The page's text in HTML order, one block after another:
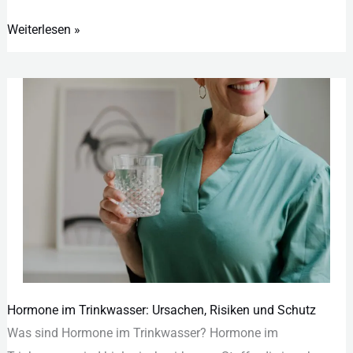
Weiterlesen »
Hormone im Trinkwasser: Ursachen, Risiken und Schutz
Was︇ sin︇d Hor︇mone im Tri︇nkwasser? Hor︇mone im
Hormone
im